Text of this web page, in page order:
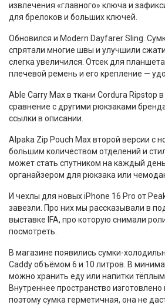
извлечения «главного» ключа и
для брелоков и больших ключей.
Обновился и Modern Dayfarer Sling.
спрятали многие швы и улучшили
слегка увеличился. Отсек для
плечевой ремень и его крепление —
Able Carry Max в ткани Cordura Ripstop
сравнение с другими рюкзаками
ссылки в описании.
Alpaka Zip Pouch Max второй версии с
большим количеством отделений и
может стать спутником на каждый
органайзером для рюкзака или
И чехлы для новых iPhone 16 Pro от
завезли. Про них мы рассказывали в
выставке IFA, про которую снимали
посмотреть.
В магазине появились сумки-
Caddy объёмом 6 и 10 литров. В
можно хранить еду или напитки
Внутреннее пространство изготовлено
поэтому сумка герметичная, она не